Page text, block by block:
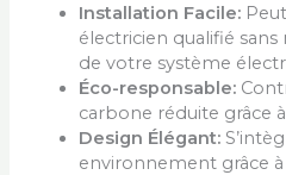
Installation Facile:
électricien qualifié
de votre système
Éco-responsable:
carbone réduite grâce
Design Élégant:
environnement grâce